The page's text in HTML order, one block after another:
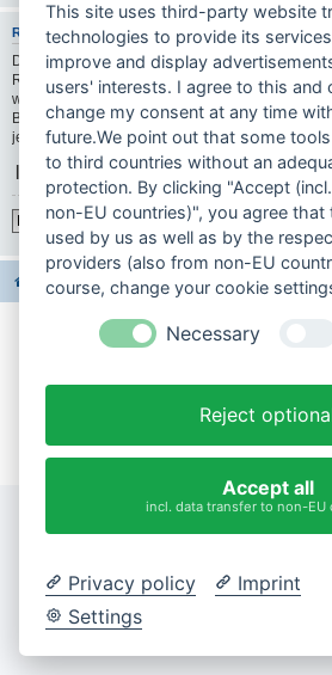
REGISTRIEREN
Du musst in diesem Forum registriert sein, um
Registrierung ist in wenigen Augenblicken
weitere Funktionen zuzugreifen. Die Board-
Benutzern auch zusätzliche Berechtigungen
jeweiligen Forenregeln, wenn du dich in diesem
|
Registrieren
Foren-Übersicht Alle Foren-Cookies
Impressum
Cookie-
This site uses third-party website
technologies to provide its
improve and display
users' interests. I agree to this and
change my consent at any time
future.We point out that some
to third countries without an
protection. By clicking "Accept
non-EU countries)", you agree that
used by us as well as by the
providers (also from non-EU
course, change your cookie
Necessary
Reject
Accept all
incl. data transfer to non-EU
Privacy policy
Imprint
Settings